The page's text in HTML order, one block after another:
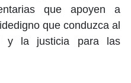
que apoyen a
que conduzca al
y la justicia para las